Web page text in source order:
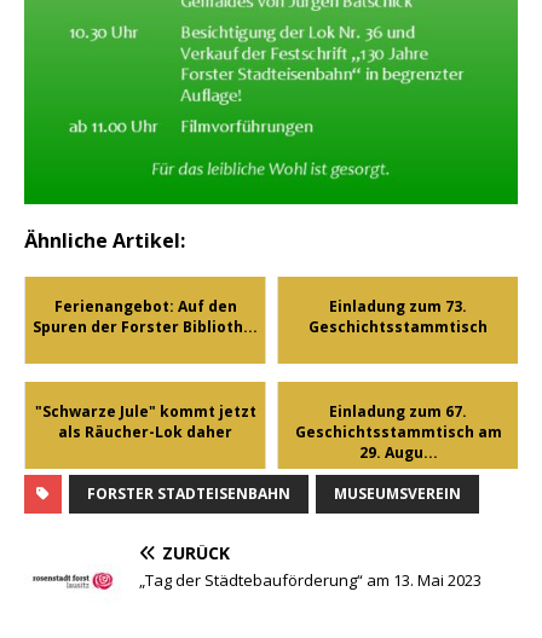
Ähnliche Artikel:
Ferienangebot: Auf den
Spuren der Forster Biblioth...
Einladung zum 73.
Geschichtsstammtisch
"Schwarze Jule" kommt jetzt
als Räucher-Lok daher
Einladung zum 67.
Geschichtsstammtisch am
29. Augu...
FORSTER STADTEISENBAHN
MUSEUMSVEREIN
ZURÜCK
„Tag der Städtebauförderung“ am 13. Mai 2023